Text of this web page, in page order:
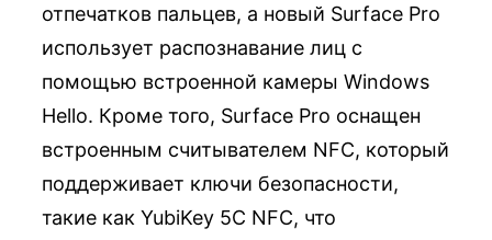
отпечатков пальцев, а новый Surface Pro
использует распознавание лиц с
помощью встроенной камеры Windows
Hello. Кроме того, Surface Pro оснащен
встроенным считывателем NFC, который
поддерживает ключи безопасности,
такие как YubiKey 5C NFC, что